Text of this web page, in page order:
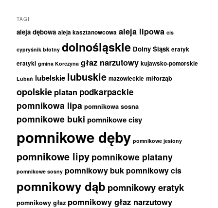
TAGI
aleja dębowa aleja kasztanowcowa aleja lipowa cis
cypryśnik błotny dolnośląskie Dolny Śląsk eratyk
eratyki gmina Korczyna głaz narzutowy kujawsko-pomorskie
Lubań lubelskie lubuskie mazowieckie miłorząb
opolskie platan podkarpackie
pomnikowa lipa pomnikowa sosna
pomnikowe buki pomnikowe cisy
pomnikowe dęby pomnikowe jesiony
pomnikowe lipy pomnikowe platany
pomnikowe sosny pomnikowy buk pomnikowy cis
pomnikowy dąb pomnikowy eratyk
pomnikowy głaz pomnikowy głaz narzutowy